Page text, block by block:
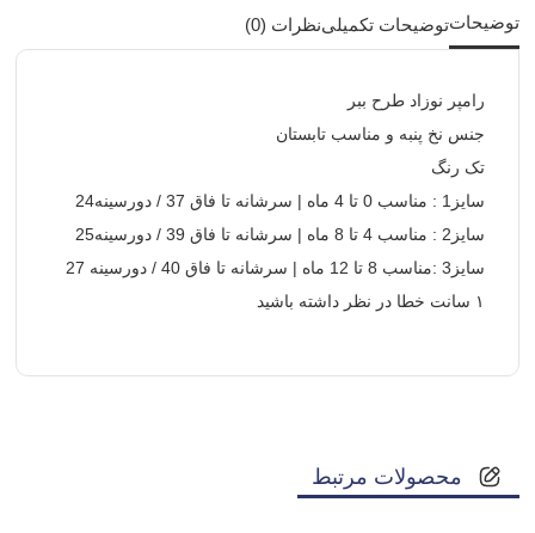
توضیحاتتوضیحات تکمیلینظرات (0)
رامپر نوزاد طرح ببر
جنس نخ پنبه و مناسب تابستان
تک رنگ
سایز1 : مناسب 0 تا 4 ماه | سرشانه تا فاق 37 / دورسینه24
سایز2 : مناسب 4 تا 8 ماه | سرشانه تا فاق 39 / دورسینه25
سایز3 :مناسب 8 تا 12 ماه | سرشانه تا فاق 40 / دورسینه 27
۱ سانت خطا در نظر داشته باشید
محصولات مرتبط